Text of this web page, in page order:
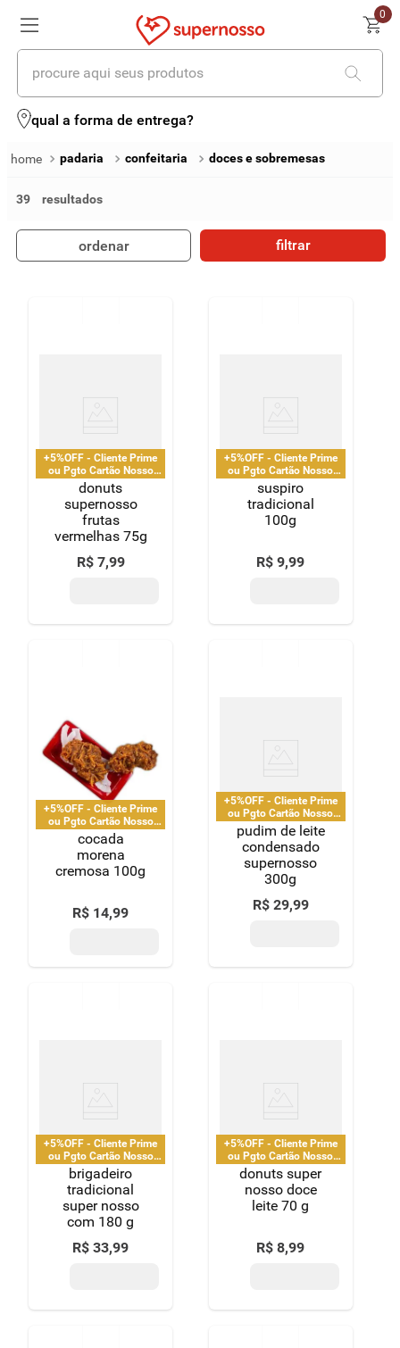
0
procure aqui seus produtos
qual a forma de entrega?
padaria confeitaria doces e sobremesas
39
ordenar filtrar
+5%OFF - Cliente Prime
ou Pgto Cartão Nosso
Pay
donuts
supernosso
frutas
vermelhas 75g
R$ 7,99
+5%OFF - Cliente Prime
ou Pgto Cartão Nosso
Pay
suspiro
tradicional
100g
R$ 9,99
+5%OFF - Cliente Prime
ou Pgto Cartão Nosso
Pay
cocada
morena
cremosa 100g
R$ 14,99
+5%OFF - Cliente Prime
ou Pgto Cartão Nosso
Pay
pudim de leite
condensado
supernosso
300g
R$ 29,99
+5%OFF - Cliente Prime
ou Pgto Cartão Nosso
Pay
brigadeiro
tradicional
super nosso
com 180 g
R$ 33,99
+5%OFF - Cliente Prime
ou Pgto Cartão Nosso
Pay
donuts super
nosso doce
leite 70 g
R$ 8,99
termos mais buscados
4º iogurte
9º macarrão
chocolate